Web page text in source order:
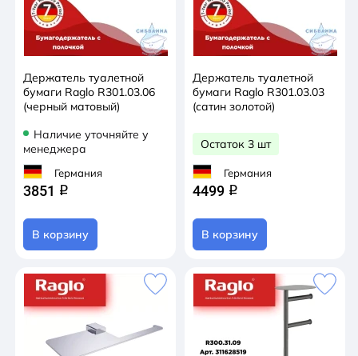
Держатель туалетной
бумаги Raglo R301.03.06
(черный матовый)
Наличие уточняйте у
менеджера
Германия
3851 q
В корзину
Держатель туалетной
бумаги Raglo R301.03.03
(сатин золотой)
Остаток 3 шт
Германия
4499 q
В корзину